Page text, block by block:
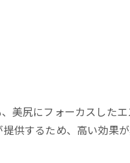
美尻にフォーカスした
供するため、高い効果